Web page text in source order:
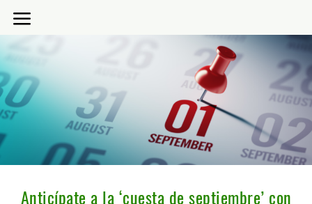
Anticípate a la ‘cuesta de septiembre’ con